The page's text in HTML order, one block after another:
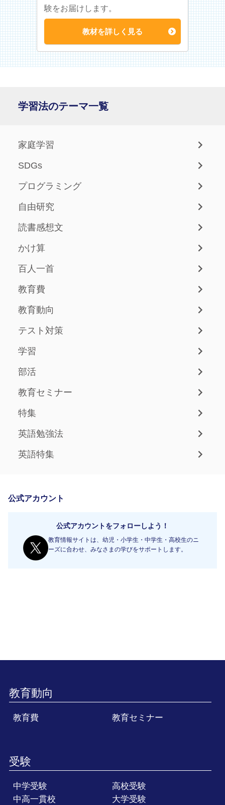
験をお届けします。
教材を詳しく見る
学習法のテーマ一覧
家庭学習
SDGs
プログラミング
自由研究
読書感想文
かけ算
百人一首
教育費
教育動向
テスト対策
学習
部活
教育セミナー
特集
英語勉強法
英語特集
公式アカウント
公式アカウントをフォローしよう！
教育情報サイトは、幼児・小学生・中学生・高校生のニ
ーズに合わせ、みなさまの学びをサポートします。
教育動向
教育費 教育セミナー
受験
中学受験
高校受験
中高一貫校
大学受験